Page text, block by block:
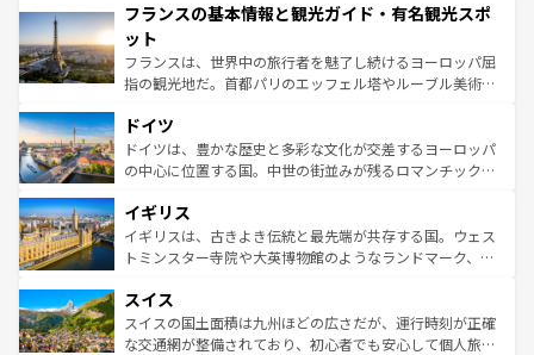
ませてくれるイタリアで、忘れられない旅をしてみよう！
なお、新着のイタリア情報は
しい。
文化が根付くこの国では、情熱的なフラメンコ、熱気あふ
れる闘牛、そして美味しいタパスが生活の一部となってい
る。首都マドリードの洗練された雰囲気や、バルセロナの
アートに溢れた街角から、地方では古代ローマ遺跡や中世
せる。地方によって風土や気候が異なるスペインはその個
性で訪れる人を魅了する。 なお、新着のスペイン情報は コ
ンテンツ一覧を参照してほしい。
フランスの基本情報と観光ガイド・有名観光スポ
ット
フランスは、世界中の旅行者を魅了し続けるヨーロッパ屈
指の観光地だ。首都パリのエッフェル塔やルーブル美術館
で、幅広い魅力が詰まっている。華麗な宮殿、歴史的な大
聖堂、美しいビーチ、そして豊かな自然が、訪れる者を心
から魅了する。また、フランスは美食の国としても知ら
いる。シャンパンの発祥地であるランス、プロヴァンスの
香り高いラベンダー畑など、多彩な楽しみ方が可能だ。さ
らに、パリ以外の地域にも魅力が溢れており、どの街角に
れる地方に足を運ぶとそれぞれで全く異なる文化を体験で
きるだろう。 なお、新着のフランス情報はコンテンツ一覧
を参照してほしい。
ドイツ
ドイツは、豊かな歴史と多彩な文化が交差するヨーロッパ
の中心に位置する国。中世の街並みが残るロマンチック街
顔を持つこの国は、どこを歩いても飽きることがない。ベ
ルリンの文化的活気、バイエルン州のアルプスの絶景、そ
してライン川沿いのワイン畑といった風景は必見。ビール
は、お酒好きな人にはぜひ体験してほしい。 なお、新着の
ドイツ情報はコンテンツ一覧を参照してほしい。
イギリス
イギリスは、古きよき伝統と最先端が共存する国。ウェス
トミンスター寺院や大英博物館のようなランドマーク、歴
リアごとに異なる魅力がある。また、優雅なアフタヌーン
ティー、ビール好きにはたまらない英国パブ、サッカー観
戦など、本場だからこそできる体験も豊富。イギリスを旅
スイス
スイスの国土面積は九州ほどの広さだが、運行時刻が正確
な交通網が整備されており、初心者でも安心して個人旅行